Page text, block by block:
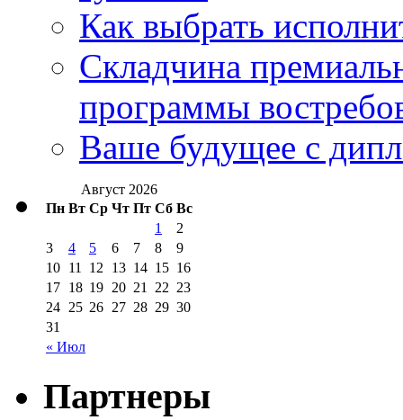
Как выбрать
Складчина
программы
Ваше будущее с
Август 2026
Пн Вт Ср Чт Пт Сб Вс
« Июл
1
2
3
4 5 6 7 8
9
10 11 12 13 14 15 16
17 18 19 20 21 22 23
24 25 26 27 28 29 30
31
Партнеры